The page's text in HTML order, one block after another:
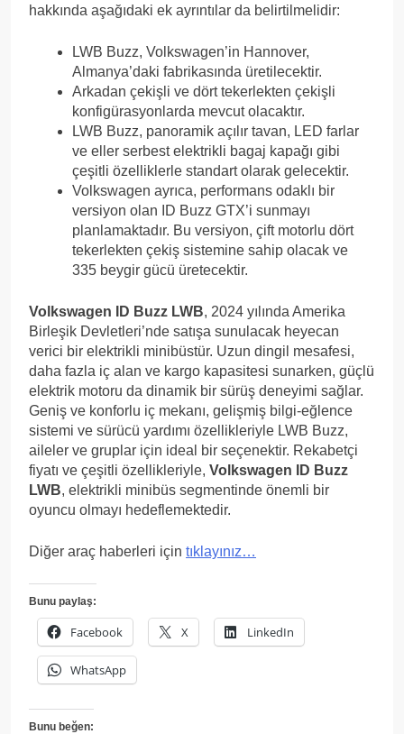
hakkında aşağıdaki ek ayrıntılar da belirtilmelidir:
LWB Buzz, Volkswagen’in Hannover,
Almanya’daki fabrikasında üretilecektir.
Arkadan çekişli ve dört tekerlekten çekişli
konfigürasyonlarda mevcut olacaktır.
LWB Buzz, panoramik açılır tavan, LED farlar
ve eller serbest elektrikli bagaj kapağı gibi
çeşitli özelliklerle standart olarak gelecektir.
Volkswagen ayrıca, performans odaklı bir
versiyon olan ID Buzz GTX’i sunmayı
planlamaktadır. Bu versiyon, çift motorlu dört
tekerlekten çekiş sistemine sahip olacak ve
335 beygir gücü üretecektir.
Volkswagen ID Buzz LWB, 2024 yılında Amerika
Birleşik Devletleri’nde satışa sunulacak heyecan
verici bir elektrikli minibüstür. Uzun dingil mesafesi,
daha fazla iç alan ve kargo kapasitesi sunarken, güçlü
elektrik motoru da dinamik bir sürüş deneyimi sağlar.
Geniş ve konforlu iç mekanı, gelişmiş bilgi-eğlence
sistemi ve sürücü yardımı özellikleriyle LWB Buzz,
aileler ve gruplar için ideal bir seçenektir. Rekabetçi
fiyatı ve çeşitli özellikleriyle, Volkswagen ID Buzz
LWB, elektrikli minibüs segmentinde önemli bir
oyuncu olmayı hedeflemektedir.
Diğer araç haberleri için tıklayınız…
Bunu paylaş:
Facebook X LinkedIn
WhatsApp
Bunu beğen: